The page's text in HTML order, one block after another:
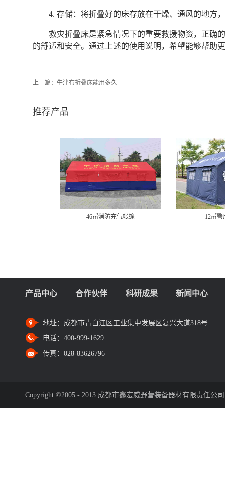
4. 存储：将折叠好的床存放在干燥、通风的地方
救灾折叠床是紧急情况下的重要救援物资，正确
的舒适和安全。通过上述的使用说明，希望能够帮助
上一篇： 牛津布折叠床能用多久
推荐产品
46㎡消防充气帐篷 12㎡
产品中心 合作伙伴 科研成果 新闻中心
地址： 成都市青白江区工业集中发展区复兴大道318号
电话： 400-999-1629
传真： 028-83626796
Copyright ©2005 - 2013 成都市鑫宏威野营装备器材有限责任公司